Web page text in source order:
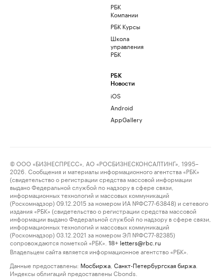
РБК
Компании
РБК Курсы
Школа
управления
РБК
РБК
Новости
iOS
Android
AppGallery
© ООО «БИЗНЕСПРЕСС», АО «РОСБИЗНЕСКОНСАЛТИНГ», 1995–
2026. Сообщения и материалы информационного агентства «РБК»
(свидетельство о регистрации средства массовой информации
выдано Федеральной службой по надзору в сфере связи,
информационных технологий и массовых коммуникаций
(Роскомнадзор) 09.12.2015 за номером ИА №ФС77-63848) и сетевого
издания «РБК» (свидетельство о регистрации средства массовой
информации выдано Федеральной службой по надзору в сфере связи,
информационных технологий и массовых коммуникаций
(Роскомнадзор) 03.12.2021 за номером ЭЛ №ФС77-82385)
сопровождаются пометкой «РБК».
18+ letters@rbc.ru
Владельцем сайта является информационное агентство «РБК».
Данные предоставлены: Мосбиржа Санкт-Петербургская биржа
Индексы облигаций предоставлены Cbonds.